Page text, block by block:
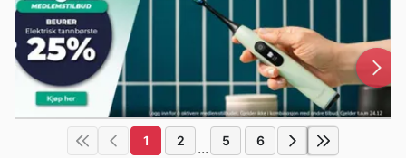
1 2 ... 5 6